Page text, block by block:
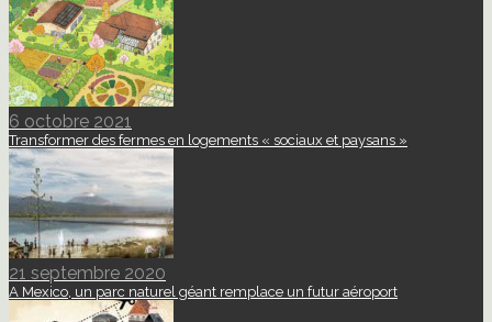
6 octobre 2021
Transformer des fermes en logements « sociaux et paysans »
21 septembre 2020
A Mexico, un parc naturel géant remplace un futur aéroport